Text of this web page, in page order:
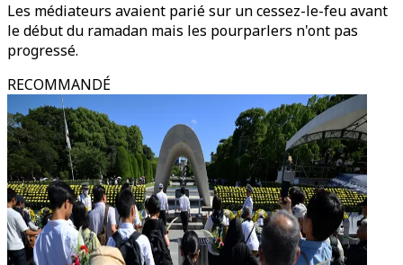
Les médiateurs avaient parié sur un cessez-le-feu avant
le début du ramadan mais les pourparlers n'ont pas
progressé.
RECOMMANDÉ